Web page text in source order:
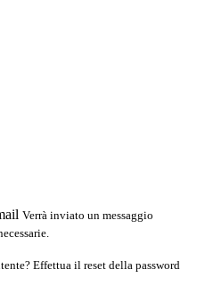
Verrà inviato un messaggio
Effettua il reset della password